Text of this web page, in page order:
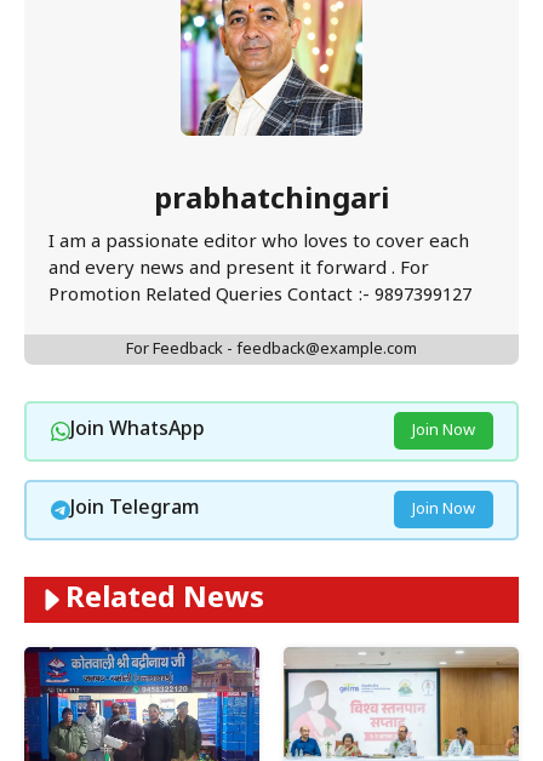
prabhatchingari
I am a passionate editor who loves to cover each
and every news and present it forward . For
Promotion Related Queries Contact :- 9897399127
For Feedback - feedback@example.com
Join WhatsApp Join Now
Join Telegram Join Now
Related News